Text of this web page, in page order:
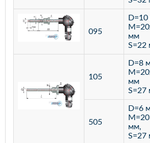
095
мм
S=22
105
D=8
мм
S=27
505
D=6
мм,
S=27